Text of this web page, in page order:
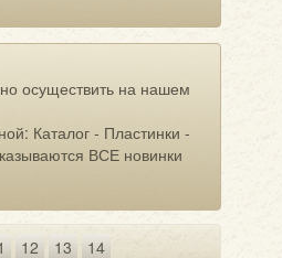
на нашем
Каталог - Пластинки -
ВСЕ новинки
12 13 14